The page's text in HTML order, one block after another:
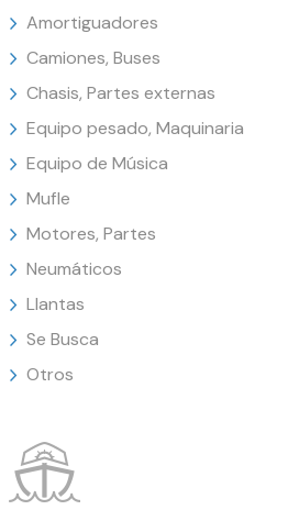
Amortiguadores
Camiones, Buses
Chasis, Partes externas
Equipo pesado, Maquinaria
Equipo de Música
Mufle
Motores, Partes
Neumáticos
Llantas
Se Busca
Otros